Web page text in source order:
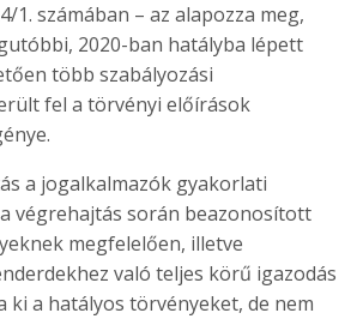
1. számában – az alapozza meg,
2020-ban hatályba lépett
több szabályozási
fel a törvényi előírások
a jogalkalmazók gyakorlati
végrehajtás során beazonosított
megfelelően, illetve
való teljes körű igazodás
ki a hatályos törvényeket, de nem